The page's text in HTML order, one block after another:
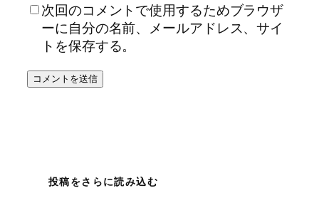
次回のコメントで使用するためブラウザ
ーに自分の名前、メールアドレス、サイ
トを保存する。
投稿をさらに読み込む